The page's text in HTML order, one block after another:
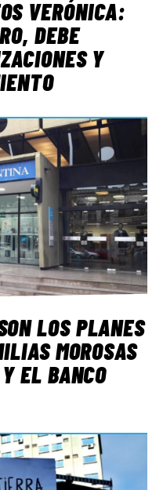
VERÓNICA:
DEBE
Y
LOS PLANES
MOROSAS
EL BANCO